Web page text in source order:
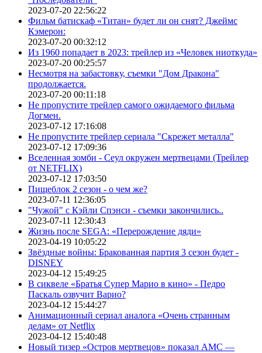
2023-07-20 22:56:22
Фильм батискаф «Титан» будет ли он снят? Джеймс
Кэмерон:
2023-07-20 00:32:12
Из 1960 попадает в 2023: трейлер из «Человек ниоткуда»
2023-07-20 00:25:57
Несмотря на забастовку, съемки "Дом Дракона"
продолжается.
2023-07-20 00:11:18
Не пропустите трейлер самого ожидаемого фильма
Догмен.
2023-07-12 17:16:08
Не пропустите трейлер сериала "Скрежет металла"
2023-07-12 17:09:36
Вселенная зомби - Сеул окружен мертвецами (Трейлер
от NETFLIX)
2023-07-12 17:03:50
Пищеблок 2 сезон - о чем же?
2023-07-11 12:36:05
"Чужой" с Кэйли Спэнси - съемки закончились..
2023-07-11 12:30:43
Жизнь после SEGA: «Перерождение дяди»
2023-04-19 10:05:22
Звёздные войны: Бракованная партия 3 сезон будет -
DISNEY
2023-04-12 15:49:25
В сиквеле «Братья Супер Марио в кино» - Педро
Паскаль озвучит Варио?
2023-04-12 15:44:27
Анимационный сериал аналога «Очень странным
делам» от Netflix
2023-04-12 15:40:48
Новый тизер «Остров мертвецов» показал АМС —